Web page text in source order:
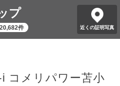
プ
件 近くの証明写真
コメリパワー苫小